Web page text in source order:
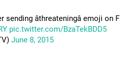
âthreateningâ emoji on
pic.twitter.com/BzaTekBDD5
June 8, 2015